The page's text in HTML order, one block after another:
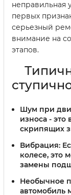
неправильная
первых
серьезный
внимание на
этапов.
Шум при
износа -
скрипящих
Вибрация:
колесе, это
замены
Необычное
автомобиль